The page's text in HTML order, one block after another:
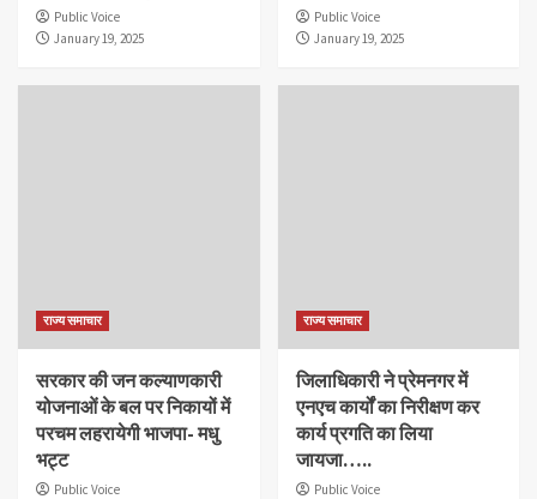
Public Voice
January 19, 2025
Public Voice
January 19, 2025
राज्य समाचार
सरकार की जन कल्याणकारी
योजनाओं के बल पर निकायों में
परचम लहरायेगी भाजपा- मधु
भट्ट
Public Voice
राज्य समाचार
जिलाधिकारी ने प्रेमनगर में
एनएच कार्यों का निरीक्षण कर
कार्य प्रगति का लिया
जायजा…..
Public Voice